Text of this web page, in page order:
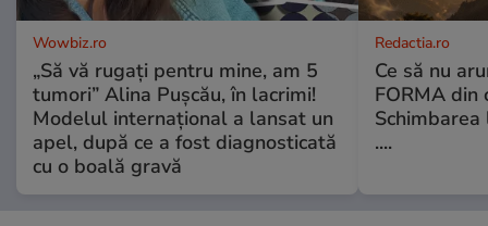
Wowbiz.ro
„Să vă rugați pentru mine, am 5
tumori” Alina Pușcău, în lacrimi!
Modelul internațional a lansat un
apel, după ce a fost diagnosticată
cu o boală gravă
Redactia.ro
Ce să nu
FORMA din
Schimbarea
....